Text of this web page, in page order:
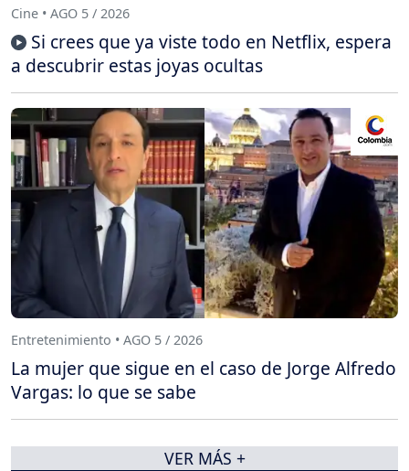
Cine • AGO 5 / 2026
Si crees que ya viste todo en Netflix, espera
a descubrir estas joyas ocultas
Entretenimiento • AGO 5 / 2026
La mujer que sigue en el caso de Jorge Alfredo
Vargas: lo que se sabe
VER MÁS +